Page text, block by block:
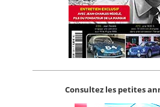
Consultez les petites